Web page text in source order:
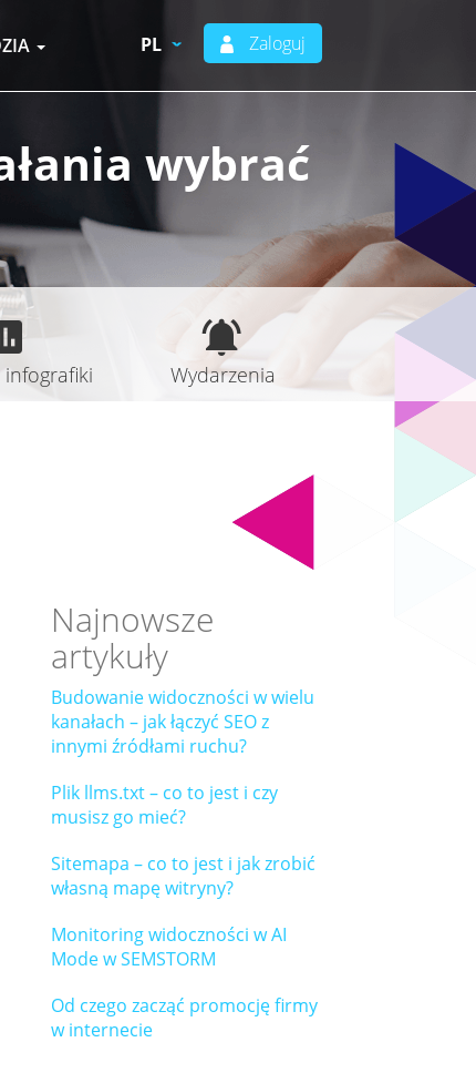
Zaloguj
PL
Wydarzenia
wybrać
Najnowsze
artykuły
Budowanie widoczności w wielu
kanałach – jak łączyć SEO z
innymi źródłami ruchu?
Plik llms.txt – co to jest i czy
musisz go mieć?
Sitemapa – co to jest i jak zrobić
własną mapę witryny?
Monitoring widoczności w AI
Mode w SEMSTORM
Od czego zacząć promocję firmy
w internecie